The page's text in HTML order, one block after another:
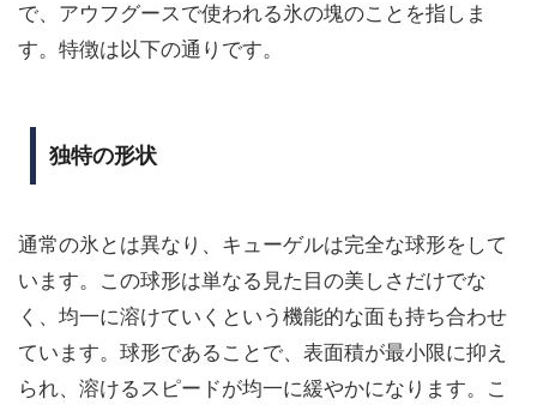
で、アウフグースで使われる氷の塊のことを指しま
す。特徴は以下の通りです。
独特の形状
通常の氷とは異なり、キューゲルは完全な球形をして
います。この球形は単なる見た目の美しさだけでな
く、均一に溶けていくという機能的な面も持ち合わせ
ています。球形であることで、表面積が最小限に抑え
られ、溶けるスピードが均一に緩やかになります。こ